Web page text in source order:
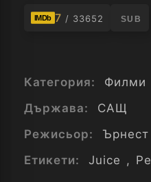
IMDb 7 / 33652 SUB
Категория: Филми
Държава:
САЩ
Режисьор:
Етикети:
Juice ,